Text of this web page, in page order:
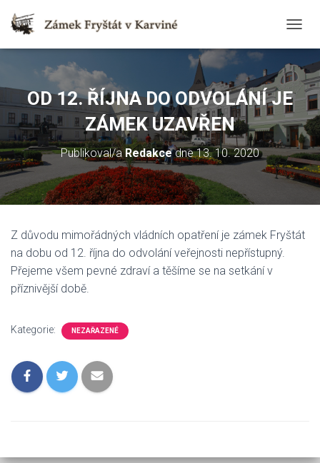
O
G
G
N
A
V
I
G
A
N
OD 12. ŘÍJNA DO ODVOLÁNÍ JE
ZÁMEK UZAVŘEN
Publikoval/aRedakcedne13. 10. 2020
Z důvodu mimořádných vládních opatření je zámek Fryštát
na dobu od 12. října do odvolání veřejnosti nepřístupný.
Přejeme všem pevné zdraví a těšíme se na setkání v
příznivější době.
Kategorie: NEZAŘAZENÉ